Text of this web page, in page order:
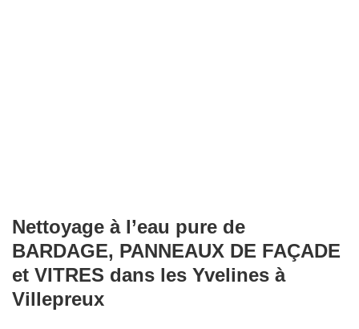
Nettoyage à l’eau pure de
BARDAGE, PANNEAUX DE FAÇADE
et VITRES dans les Yvelines à
Villepreux